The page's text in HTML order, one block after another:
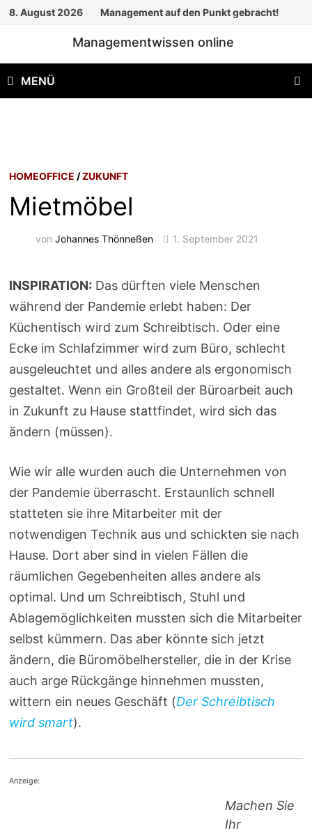
Zum
8. August 2026 Management auf den Punkt gebracht!
Managementwissen online
MENÜ
HOMEOFFICE /ZUKUNFT
Mietmöbel
vonJohannes Thönneßen 1. September 2021
INSPIRATION: Das dürften viele Menschen
während der Pandemie erlebt haben: Der
Küchentisch wird zum Schreibtisch. Oder eine
Ecke im Schlafzimmer wird zum Büro, schlecht
ausgeleuchtet und alles andere als ergonomisch
gestaltet. Wenn ein Großteil der Büroarbeit auch
in Zukunft zu Hause stattfindet, wird sich das
ändern (müssen).
Wie wir alle wurden auch die Unternehmen von
der Pandemie überrascht. Erstaunlich schnell
statteten sie ihre Mitarbeiter mit der
notwendigen Technik aus und schickten sie nach
Hause. Dort aber sind in vielen Fällen die
räumlichen Gegebenheiten alles andere als
optimal. Und um Schreibtisch, Stuhl und
Ablagemöglichkeiten mussten sich die Mitarbeiter
selbst kümmern. Das aber könnte sich jetzt
ändern, die Büromöbelhersteller, die in der Krise
auch arge Rückgänge hinnehmen mussten,
wittern ein neues Geschäft (Der Schreibtisch
wird smart).
Anzeige:
Machen Sie
Ihr